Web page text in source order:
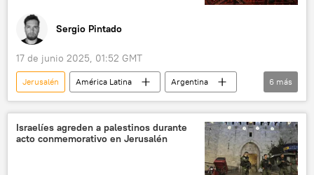
Sergio Pintado
17 de junio 2025, 01:52 GMT
Jerusalén América Latina
Argentina
Javier Milei
Benjamín Netanyahu
Israel
seguridad
💬 Opinión y Análisis
🛡️ Zonas de conflicto
6 más
Israelíes agreden a palestinos durante
acto conmemorativo en Jerusalén